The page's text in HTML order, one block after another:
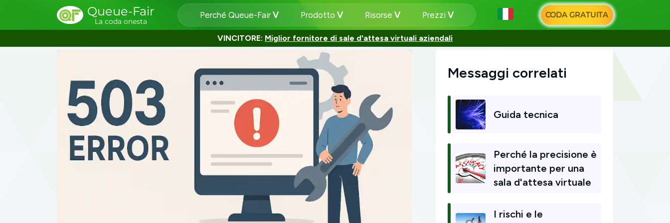
Queue-Fair
La coda onesta
Perché Queue-Fair Prodotto Risorse Prezzi CODA GRATUITA
VINCITORE: Miglior fornitore di sale d'attesa virtuali aziendali
Messaggi correlati
Guida tecnica
Perché la precisione è
importante per una
sala d'attesa virtuale
I rischi e le